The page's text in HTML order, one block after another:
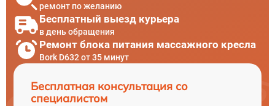
ремонт по желанию
Бесплатный выезд курьера
в день обращения
Ремонт блока питания массажного кресла
Bork D632 от 35 минут
Бесплатная консультация со
специалистом